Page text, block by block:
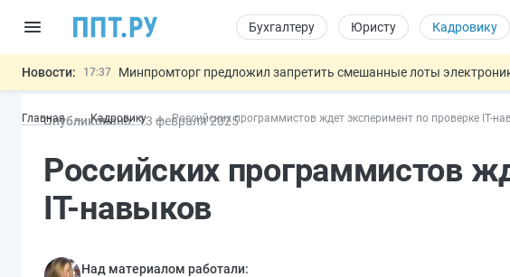
Бухгалтеру Юристу Кадровику
Новости: 17:37 Минпромторг предложил запретить смешанные лоты
16:30 Возврат денег за риелторские услуги при недействительных
13:48
Важно Обеспечительный платёж СПОТ могут заменить
Главная Кадровику Российских программистов ждет эксперимент по проверке IT-
Опубликовано: 13 февраля2025
Российских программистов
IT-навыков
Над материалом работали: